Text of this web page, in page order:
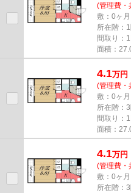
(管理費・
敷：0ヶ
所在階：
間取り：
面積：
4.1万円
(管理費・
敷：0ヶ
所在階：
間取り：
面積：
4.1万円
(管理費・
敷：0ヶ
所在階：